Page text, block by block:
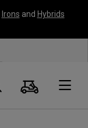
Irons and Hybrids
Suche